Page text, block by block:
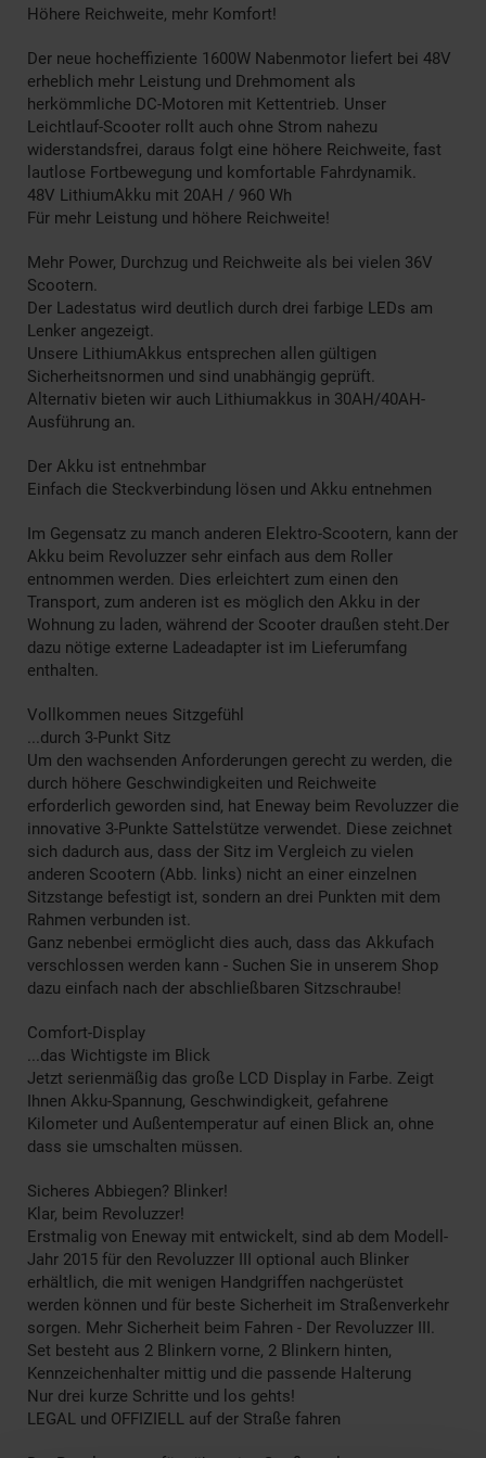
Höhere Reichweite, mehr Komfort!
Der neue hocheffiziente 1600W Nabenmotor liefert bei 48V
erheblich mehr Leistung und Drehmoment als
herkömmliche DC-Motoren mit Kettentrieb. Unser
Leichtlauf-Scooter rollt auch ohne Strom nahezu
widerstandsfrei, daraus folgt eine höhere Reichweite, fast
lautlose Fortbewegung und komfortable Fahrdynamik.
48V LithiumAkku mit 20AH / 960 Wh
Für mehr Leistung und höhere Reichweite!
Mehr Power, Durchzug und Reichweite als bei vielen 36V
Scootern.
Der Ladestatus wird deutlich durch drei farbige LEDs am
Lenker angezeigt.
Unsere LithiumAkkus entsprechen allen gültigen
Sicherheitsnormen und sind unabhängig geprüft.
Alternativ bieten wir auch Lithiumakkus in 30AH/40AH-
Ausführung an.
Der Akku ist entnehmbar
Einfach die Steckverbindung lösen und Akku entnehmen
Im Gegensatz zu manch anderen Elektro-Scootern, kann der
Akku beim Revoluzzer sehr einfach aus dem Roller
entnommen werden. Dies erleichtert zum einen den
Transport, zum anderen ist es möglich den Akku in der
Wohnung zu laden, während der Scooter draußen steht.Der
dazu nötige externe Ladeadapter ist im Lieferumfang
enthalten.
Vollkommen neues Sitzgefühl
...durch 3-Punkt Sitz
Um den wachsenden Anforderungen gerecht zu werden, die
durch höhere Geschwindigkeiten und Reichweite
erforderlich geworden sind, hat Eneway beim Revoluzzer die
innovative 3-Punkte Sattelstütze verwendet. Diese zeichnet
sich dadurch aus, dass der Sitz im Vergleich zu vielen
anderen Scootern (Abb. links) nicht an einer einzelnen
Sitzstange befestigt ist, sondern an drei Punkten mit dem
Rahmen verbunden ist.
Ganz nebenbei ermöglicht dies auch, dass das Akkufach
verschlossen werden kann - Suchen Sie in unserem Shop
dazu einfach nach der abschließbaren Sitzschraube!
Comfort-Display
...das Wichtigste im Blick
Jetzt serienmäßig das große LCD Display in Farbe. Zeigt
Ihnen Akku-Spannung, Geschwindigkeit, gefahrene
Kilometer und Außentemperatur auf einen Blick an, ohne
dass sie umschalten müssen.
Sicheres Abbiegen? Blinker!
Klar, beim Revoluzzer!
Erstmalig von Eneway mit entwickelt, sind ab dem Modell-
Jahr 2015 für den Revoluzzer III optional auch Blinker
erhältlich, die mit wenigen Handgriffen nachgerüstet
werden können und für beste Sicherheit im Straßenverkehr
sorgen. Mehr Sicherheit beim Fahren - Der Revoluzzer III.
Set besteht aus 2 Blinkern vorne, 2 Blinkern hinten,
Kennzeichenhalter mittig und die passende Halterung
Nur drei kurze Schritte und los gehts!
LEGAL und OFFIZIELL auf der Straße fahren